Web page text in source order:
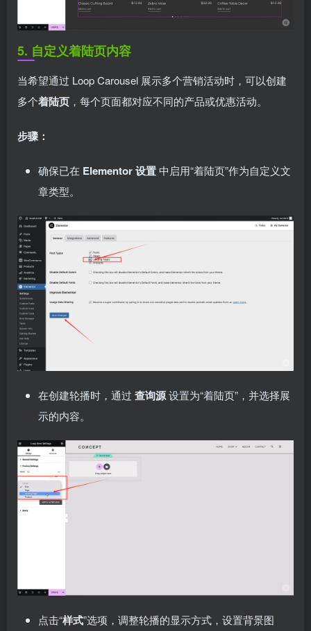
5. 自定义着陆页内容
当希望通过 Loop Carousel 展示多个营销活动时，可以创建
多个着陆页 ，每个页面都对应不同的产品或优惠活动。
步骤：
确保已在 Elementor 设置中启用“着陆页”作为自定义文
章类型。
在创建轮播时，通过 查询源设置为“着陆页”，并选择展
示的内容。
点击“样式”选项，调整轮播的显示方式，设置背景图